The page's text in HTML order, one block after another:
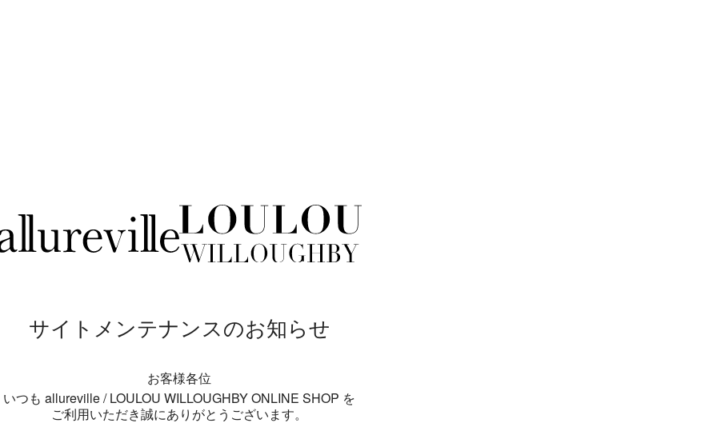
サイトメンテナンスのお知らせ
お客様各位
いつも allureville / LOULOU WILLOUGHBY ONLINE SHOP を
ご利用いただき誠にありがとうございます。